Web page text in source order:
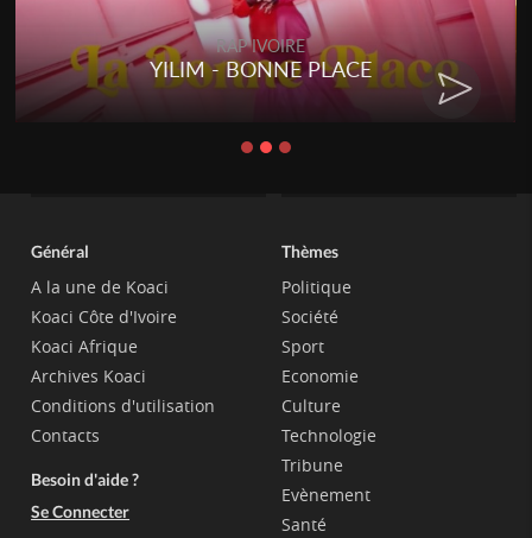
RAP IVOIRE
YILIM - BONNE PLACE
Général
A la une de Koaci
Koaci Côte d'Ivoire
Koaci Afrique
Archives Koaci
Conditions d'utilisation
Contacts
Besoin d'aide ?
Se Connecter
Thèmes
Politique
Société
Sport
Economie
Culture
Technologie
Tribune
Evènement
Santé